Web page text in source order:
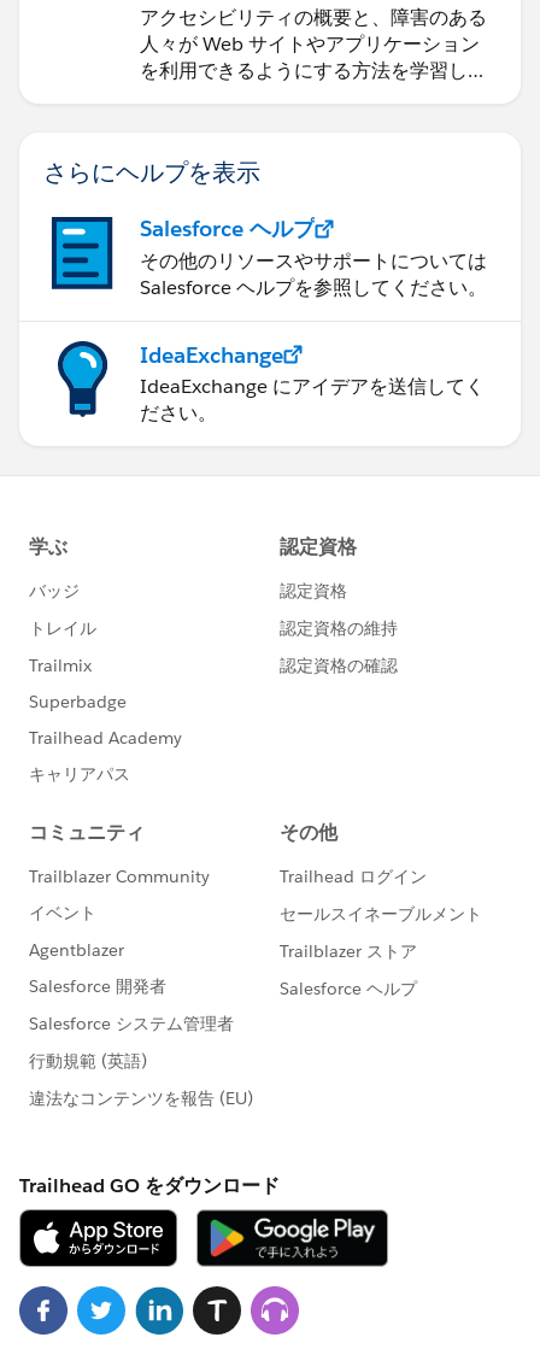
アクセシビリティの概要と、障害のある
人々が Web サイトやアプリケーション
を利用できるようにする方法を学習しま
さらにヘルプを表示
Salesforce ヘルプ
その他のリソースやサポートについては
Salesforce ヘルプを参照してください。
IdeaExchange
IdeaExchange にアイデアを送信してく
ださい。